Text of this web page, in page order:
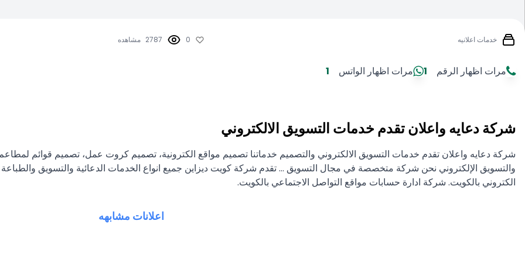
خدمات اعلانيه 0
2787 مشاهده
مرات اظهار الرقم 1 مرات اظهار الواتس 1
شركة دعايه واعلان تقدم خدمات التسويق الالكتروني
شركة دعايه واعلان تقدم خدمات التسويق الالكتروني والتصميم خدماتنا تصميم مواقع الكترونية، تصميم كروت عمل، تصميم قوائم
والتسويق الإلكتروني نحن شركة متخصصة في مجال التسويق ... تقدم شركة كويت ديزاين جميع انواع الخدمات الدعائية والتسويق
الكتروني بالكويت. شركة ادارة حسابات مواقع التواصل الاجتماعي بالكويت.
اعلانات مشابهه